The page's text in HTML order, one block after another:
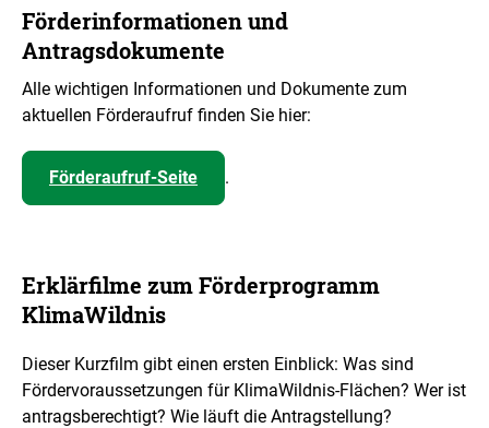
Förderinformationen und
Antragsdokumente
Alle wichtigen Informationen und Dokumente zum
aktuellen Förderaufruf finden Sie hier:
Förderaufruf-Seite .
Erklärfilme zum Förderprogramm
KlimaWildnis
Dieser Kurzfilm gibt einen ersten Einblick: Was sind
Fördervoraussetzungen für KlimaWildnis-Flächen? Wer ist
antragsberechtigt? Wie läuft die Antragstellung?